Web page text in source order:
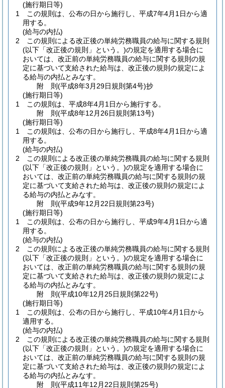
(施行期日等)
1
この規則は、公布の日から施行し、平成7年4月1日から適
用する。
(給与の内払)
2
この規則による改正後の単純労務職員の給与に関する規則
(以下「改正後の規則」という。)の規定を適用する場合に
おいては、改正前の単純労務職員の給与に関する規則の規
定に基づいて支給された給与は、改正後の規則の規定によ
る給与の内払とみなす。
附 則(平成8年3月29日規則第4号)抄
(施行期日等)
1
この規則は、平成8年4月1日から施行する。
附 則(平成8年12月26日規則第13号)
(施行期日等)
1
この規則は、公布の日から施行し、平成8年4月1日から適
用する。
(給与の内払)
2
この規則による改正後の単純労務職員の給与に関する規則
(以下「改正後の規則」という。)の規定を適用する場合に
おいては、改正前の単純労務職員の給与に関する規則の規
定に基づいて支給された給与は、改正後の規則の規定によ
る給与の内払とみなす。
附 則(平成9年12月22日規則第23号)
(施行期日等)
1
この規則は、公布の日から施行し、平成9年4月1日から適
用する。
(給与の内払)
2
この規則による改正後の単純労務職員の給与に関する規則
(以下「改正後の規則」という。)の規定を適用する場合に
おいては、改正前の単純労務職員の給与に関する規則の規
定に基づいて支給された給与は、改正後の規則の規定によ
る給与の内払とみなす。
附 則(平成10年12月25日規則第22号)
(施行期日等)
1
この規則は、公布の日から施行し、平成10年4月1日から
適用する。
(給与の内払)
2
この規則による改正後の単純労務職員の給与に関する規則
(以下「改正後の規則」という。)の規定を適用する場合に
おいては、改正前の単純労務職員の給与に関する規則の規
定に基づいて支給された給与は、改正後の規則の規定によ
る給与の内払とみなす。
附 則(平成11年12月22日規則第25号)